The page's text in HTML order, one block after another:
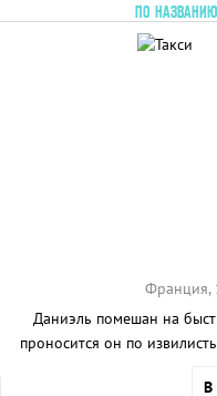
ПО НАЗВАНИЮ
Франция,
Даниэль помешан на
проносится он по
В